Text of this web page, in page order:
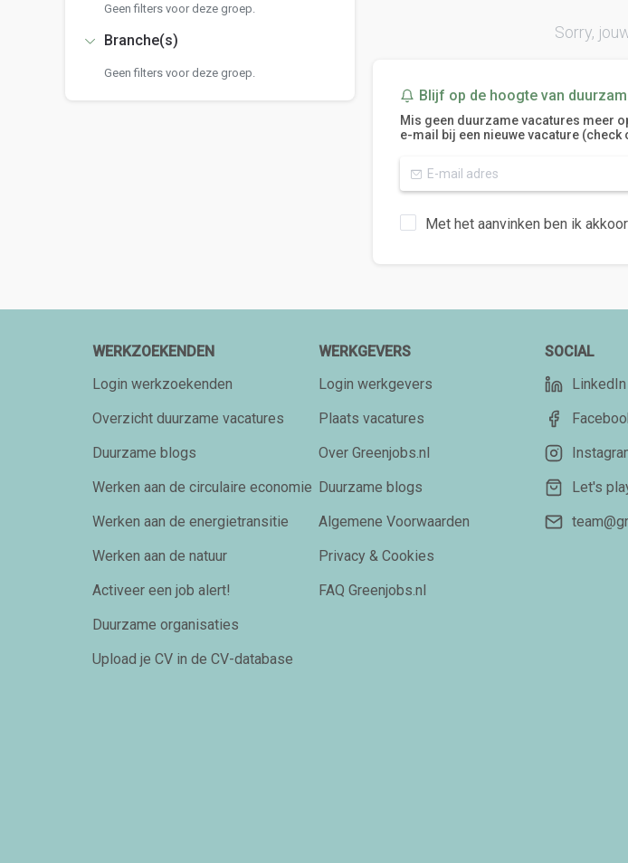
Geen filters voor deze groep.
Branche(s)
Geen filters voor deze groep.
Sorry,
Blijf op de hoogte van
Mis geen duurzame vacatures meer
e-mail bij een nieuwe vacature (check
Met het aanvinken ben ik
WERKZOEKENDEN
Login werkzoekenden
Overzicht duurzame vacatures
Duurzame blogs
Werken aan de circulaire economie
Werken aan de energietransitie
Werken aan de natuur
Activeer een job alert!
Duurzame organisaties
Upload je CV in de CV-database
WERKGEVERS
Login werkgevers
Plaats vacatures
Over Greenjobs.nl
Duurzame blogs
Algemene Voorwaarden
Privacy & Cookies
FAQ Greenjobs.nl
SOCIAL
LinkedIn
Let's